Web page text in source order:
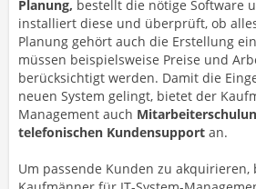
Planung, bestellt die nötige Software
installiert diese und überprüft, ob
Planung gehört auch die Erstellung
müssen beispielsweise Preise und
berücksichtigt werden. Damit die
neuen System gelingt, bietet der
Management auch
telefonischen Kundensupport an.
Um passende Kunden zu akquirieren,